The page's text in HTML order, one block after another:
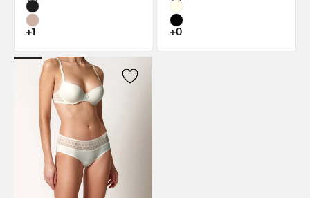
+1 +0